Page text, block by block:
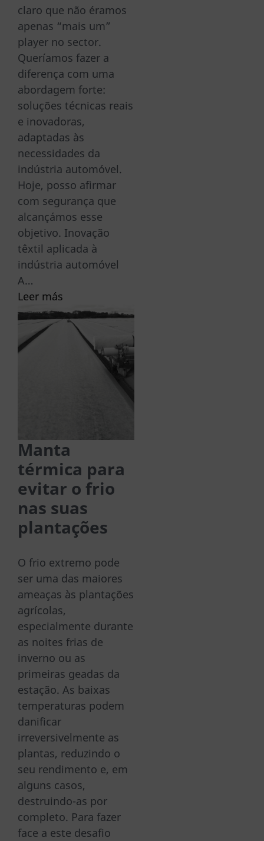
claro que não éramos
apenas “mais um”
player no sector.
Queríamos fazer a
diferença com uma
abordagem forte:
soluções técnicas reais
e inovadoras,
adaptadas às
necessidades da
indústria automóvel.
Hoje, posso afirmar
com segurança que
alcançámos esse
objetivo. Inovação
têxtil aplicada à
indústria automóvel
A…
Leer más
Manta
térmica para
evitar o frio
nas suas
plantações
O frio extremo pode
ser uma das maiores
ameaças às plantações
agrícolas,
especialmente durante
as noites frias de
inverno ou as
primeiras geadas da
estação. As baixas
temperaturas podem
danificar
irreversivelmente as
plantas, reduzindo o
seu rendimento e, em
alguns casos,
destruindo-as por
completo. Para fazer
face a este desafio